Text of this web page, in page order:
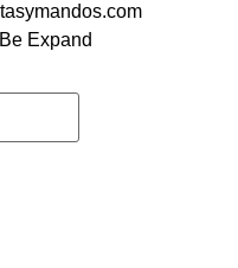
Expand